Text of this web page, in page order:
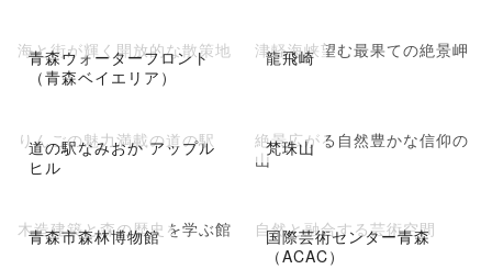
青森ウォーターフロント
（青森ベイエリア）
海と街が輝く開放的な散策地 龍飛崎
津軽海峡望む最果ての絶景岬
道の駅なみおか アップル
ヒル
りんごの魅力満載の道の駅 梵珠山
絶景広がる自然豊かな信仰の
山
青森市森林博物館
木造建築と森の歴史を学ぶ館
国際芸術センター青森
（ACAC）
自然と融合する芸術空間